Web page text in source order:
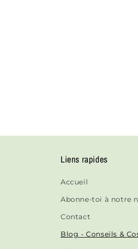
Liens rapides
Accueil
Abonne-toi à notre
Contact
Blog - Conseils &